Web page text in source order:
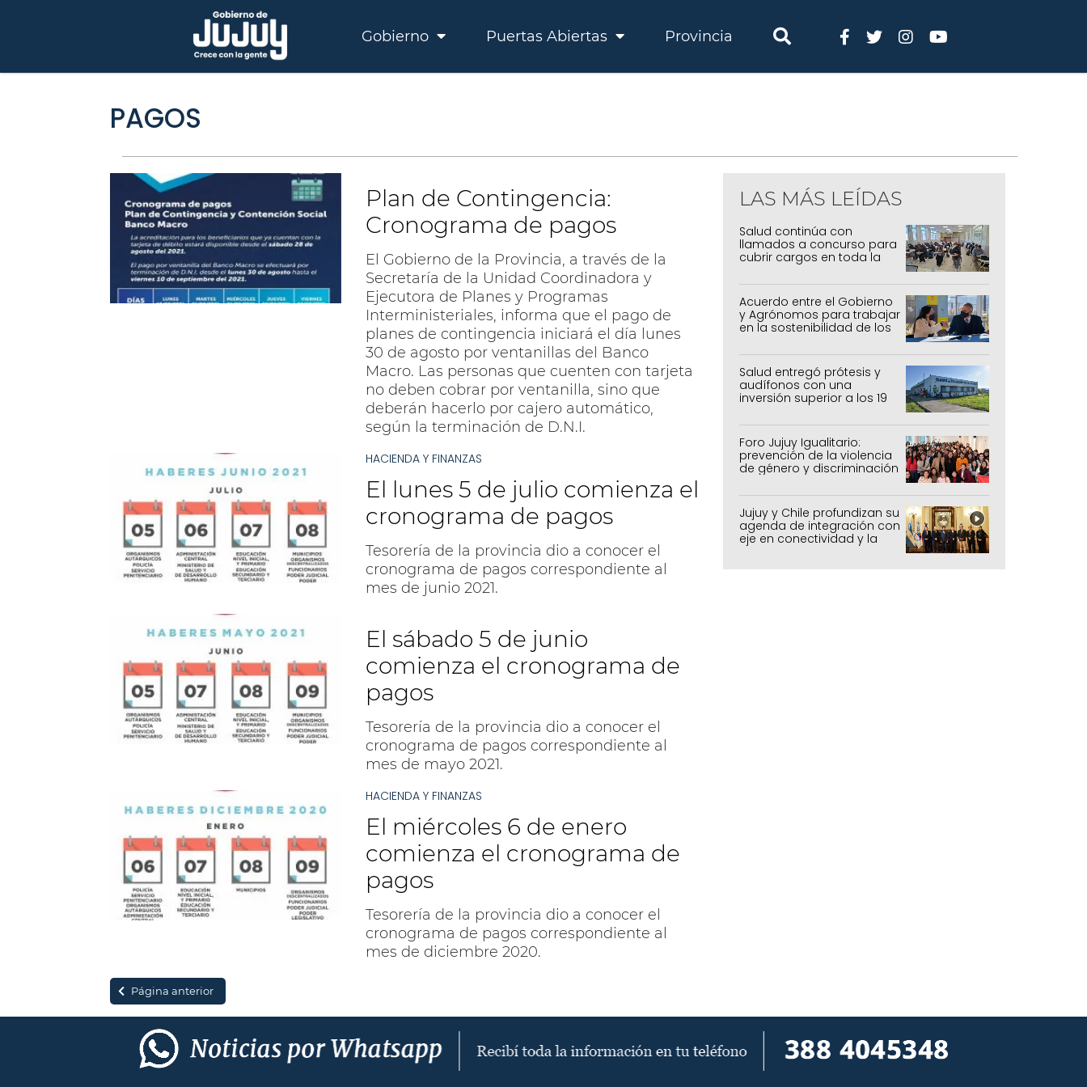
Gobierno Puertas Abiertas Provincia
PAGOS
Plan de Contingencia:
Cronograma de pagos
El Gobierno de la Provincia, a través de la
Secretaría de la Unidad Coordinadora y
Ejecutora de Planes y Programas
Interministeriales, informa que el pago de
planes de contingencia iniciará el día lunes
30 de agosto por ventanillas del Banco
Macro. Las personas que cuenten con tarjeta
no deben cobrar por ventanilla, sino que
deberán hacerlo por cajero automático,
según la terminación de D.N.I.
HACIENDA Y FINANZAS
El lunes 5 de julio comienza el
cronograma de pagos
Tesorería de la provincia dio a conocer el
cronograma de pagos correspondiente al
mes de junio 2021.
El sábado 5 de junio
comienza el cronograma de
pagos
Tesorería de la provincia dio a conocer el
cronograma de pagos correspondiente al
mes de mayo 2021.
HACIENDA Y FINANZAS
El miércoles 6 de enero
comienza el cronograma de
pagos
Tesorería de la provincia dio a conocer el
cronograma de pagos correspondiente al
mes de diciembre 2020.
Página anterior
LAS MÁS LEÍDAS
Salud continúa con
llamados a concurso para
cubrir cargos en toda la
Acuerdo entre el Gobierno
y Agrónomos para trabajar
en la sostenibilidad de los
agrícolas, pecuarios y
forestal
Salud entregó prótesis y
audífonos con una
inversión superior a los 19
millones de pesos
Foro Jujuy Igualitario:
prevención de la violencia
de género y discriminación
Jujuy y Chile profundizan su
agenda de integración con
eje en conectividad y la
mejora del Paso de Jama